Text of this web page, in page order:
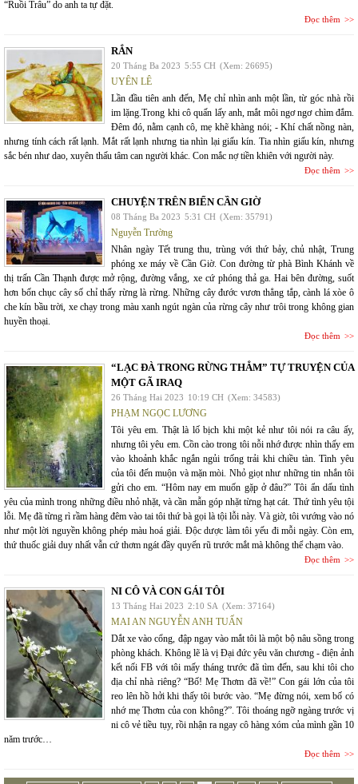
“Ruồi Trâu” do anh ta tự đặt.
Đọc thêm
RẮN
20 Tháng Ba 2023 5:55 CH (Xem: 26695)
UYÊN LÊ
Lần đầu tiên anh đến, Mẹ chỉ nhìn anh một lần, từ góc nhà rồi
im lặng.Trong khi cô quấn lấy anh, mắt môi ngơ ngơ chìm đắm.
Đêm đó, nằm cạnh cô, mẹ khẽ khàng nói; - Khí chất nồng nàn,
nhưng tính cách rất lạnh. Mắt rất lạnh nhưng tia nhìn lại giấu kín. Tia nhìn giấu kín, nhưng
sắc bén như dao, xuyên thấu tâm can người khác. Con mắc nợ tiền khiên với người này.
Đọc thêm
CHUYỆN TRÊN BIỂN CẦN GIỜ
08 Tháng Ba 2023 5:31 CH (Xem: 35791)
Nguyễn Trường
Nhân ngày Tết trung thu, trùng với thứ bảy, chủ nhật, Trung
phóng xe máy về Cần Giờ. Con đường từ phà Bình Khánh về
thị trấn Cần Thạnh được mở rộng, đường vắng, xe cứ phóng thả ga. Hai bên đường, suốt
hơn bốn chục cây số chỉ thấy rừng là rừng. Những cây đước vươn thẳng tắp, cành lá xòe ô
che kín bầu trời, xe chạy trong màu xanh ngút ngàn của rừng cây như trôi trong không gian
huyền thoại.
Đọc thêm
“LẠC ĐÀ TRONG RỪNG THẲM” TỰ TRUYỆN CỦA
MỘT GÃ IRAQ
26 Tháng Hai 2023 10:19 CH (Xem: 34583)
PHẠM NGỌC LƯƠNG
Tôi yêu em. Thật là lố bịch khi một kẻ như tôi nói ra câu ấy,
nhưng tôi yêu em. Cồn cào trong tôi nỗi nhớ được nhìn thấy em
vào khoảnh khắc ngắn ngủi trống trải khi chiều tàn. Tình yêu
của tôi đến muộn và mặn mòi. Nhỏ giọt như những tin nhắn tôi
gửi cho em. “Hôm nay em muốn gặp ở đâu?” Tôi ẩn dấu tình
yêu của mình trong những điều nhỏ nhặt, và cần mẫn góp nhặt từng hạt cát. Thứ tình yêu tội
lỗi. Mẹ đã từng rì rầm hàng đêm vào tai tôi thứ bà gọi là tội lỗi này. Và giờ, tôi vướng vào nó
như một lời nguyền không phép màu hoá giải. Độc dược làm tôi yếu đi mỗi ngày. Còn em,
thứ thuốc giải duy nhất vẫn cứ thơm ngát đầy quyến rũ trước mắt mà không thể chạm vào.
Đọc thêm
NI CÔ VÀ CON GÁI TÔI
13 Tháng Hai 2023 2:10 SA (Xem: 37164)
MAI AN NGUYỄN ANH TUẤN
Dắt xe vào cổng, đập ngay vào mắt tôi là một bộ nâu sồng trong
phòng khách. Không lẽ là vị Đại đức yêu văn chương - điện ảnh
kết nối FB với tôi mấy tháng trước đã tìm đến, sau khi tôi cho
địa chỉ nhà riêng? “Bố! Mẹ Thơm đã về!” Con gái lớn của tôi
reo lên hồ hởi khi thấy tôi bước vào. “Mẹ đừng nói, xem bố có
nhớ mẹ Thơm của con không?”. Tôi thoáng ngỡ ngàng trước vị
ni cô vẻ tiều tụy, rồi nhận ra ngay cô hàng xóm của mình gần 10
năm trước…
Đọc thêm